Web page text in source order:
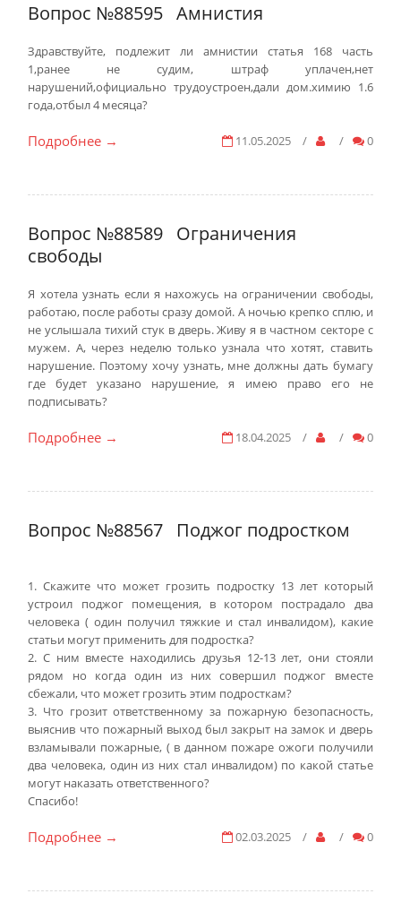
Вопрос №88595 Амнистия
Здравствуйте, подлежит ли амнистии статья 168 часть
1,ранее не судим, штраф уплачен,нет
нарушений,официально трудоустроен,дали дом.химию 1.6
года,отбыл 4 месяца?
11.05.2025 / / 0
Подробнее →
Вопрос №88589 Ограничения
свободы
Я хотела узнать если я нахожусь на ограничении свободы,
работаю, после работы сразу домой. А ночью крепко сплю, и
не услышала тихий стук в дверь. Живу я в частном секторе с
мужем. А, через неделю только узнала что хотят, ставить
нарушение. Поэтому хочу узнать, мне должны дать бумагу
где будет указано нарушение, я имею право его не
подписывать?
18.04.2025 / / 0
Подробнее →
Вопрос №88567 Поджог подростком
1. Скажите что может грозить подростку 13 лет который
устроил поджог помещения, в котором пострадало два
человека ( один получил тяжкие и стал инвалидом), какие
статьи могут применить для подростка?
2. С ним вместе находились друзья 12-13 лет, они стояли
рядом но когда один из них совершил поджог вместе
сбежали, что может грозить этим подросткам?
3. Что грозит ответственному за пожарную безопасность,
выяснив что пожарный выход был закрыт на замок и дверь
взламывали пожарные, ( в данном пожаре ожоги получили
два человека, один из них стал инвалидом) по какой статье
могут наказать ответственного?
Спасибо!
02.03.2025 / / 0
Подробнее →